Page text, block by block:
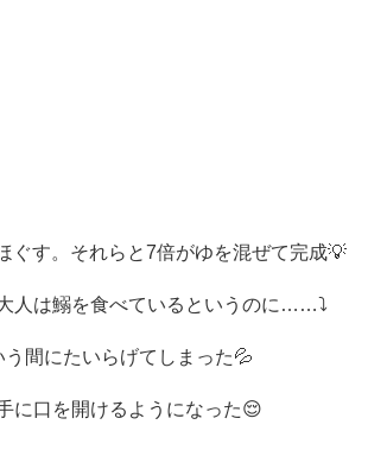
ぐす。それらと7倍がゆを混ぜて完成💡
人は鰯を食べているというのに……⤵️
間にたいらげてしまった💦
に口を開けるようになった😌